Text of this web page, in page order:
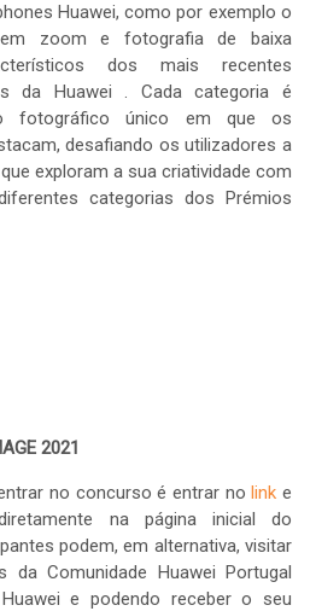
Huawei, como por exemplo o
em zoom e fotografia de baixa
dos mais recentes
da Huawei . Cada categoria é
fotográfico único em que os
desafiando os utilizadores a
exploram a sua criatividade com
categorias dos Prémios
2021
no concurso é entrar nolink e
na página inicial do
podem, em alternativa, visitar
Comunidade Huawei Portugal
e podendo receber o seu